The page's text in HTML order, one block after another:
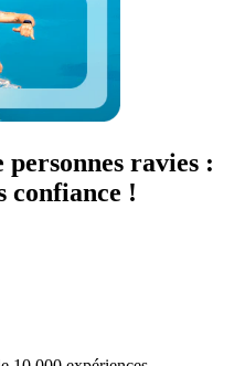
ravies :
confiance !